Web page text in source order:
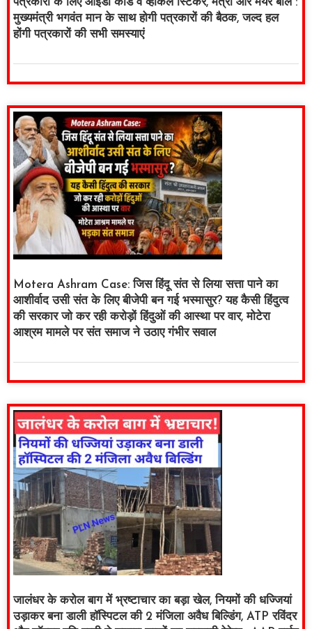
मुख्यमंत्री भगवंत मान के साथ होगी पत्रकारों की बैठक, जल्द हल
होंगी पत्रकारों की सभी समस्याएं
Motera Ashram Case: जिस हिंदू संत से लिया सत्ता पाने का
आशीर्वाद उसी संत के लिए बीजेपी बन गई भस्मासुर? यह कैसी हिंदुत्व
की सरकार जो कर रही करोड़ों हिंदुओं की आस्था पर वार, मोटेरा
आश्रम मामले पर संत समाज ने उठाए गंभीर सवाल
जालंधर के करोल बाग में भ्रष्टाचार का बड़ा खेल, नियमों की धज्जियां
उड़ाकर बना डाली हॉस्पिटल की 2 मंजिला अवैध बिल्डिंग, ATP रविंदर